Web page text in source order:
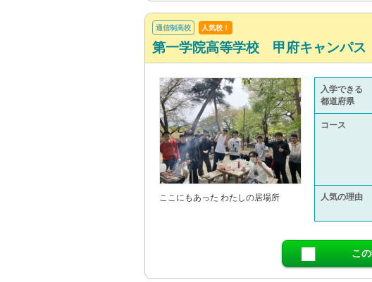
通信制高校 人気校！
第一学院高等学校 甲府キャンパス
ここにもあった わたしの居場所
入学できる
都道府県
コース
人気の理由
こ